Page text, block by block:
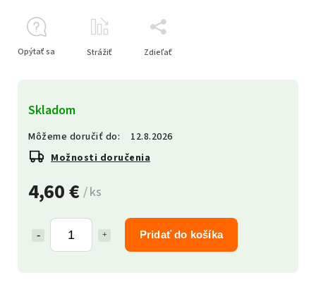
4,60 € / ks
Pridať do košíka
Skladom
Môžeme doručiť do:
12.8.2026
Možnosti doručenia
Opýtať sa Strážiť Zdieľať